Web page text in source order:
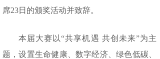
席23日的颁奖活动并致辞。
本届大赛以“共享机遇 共创未来”为主
题，设置生命健康、数字经济、绿色低碳、